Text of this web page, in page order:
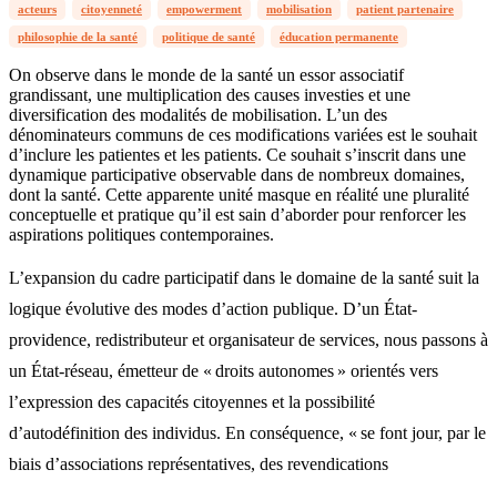
acteurs citoyenneté empowerment mobilisation patient partenaire
philosophie de la santé politique de santé éducation permanente
On observe dans le monde de la santé un essor associatif
grandissant, une multiplication des causes investies et une
diversification des modalités de mobilisation. L’un des
dénominateurs communs de ces modifications variées est le souhait
d’inclure les patientes et les patients. Ce souhait s’inscrit dans une
dynamique participative observable dans de nombreux domaines,
dont la santé. Cette apparente unité masque en réalité une pluralité
conceptuelle et pratique qu’il est sain d’aborder pour renforcer les
aspirations politiques contemporaines.
L’expansion du cadre participatif dans le domaine de la santé suit la
logique évolutive des modes d’action publique. D’un État-
providence, redistributeur et organisateur de services, nous passons à
un État-réseau, émetteur de « droits autonomes » orientés vers
l’expression des capacités citoyennes et la possibilité
d’autodéfinition des individus. En conséquence, « se font jour, par le
biais d’associations représentatives, des revendications